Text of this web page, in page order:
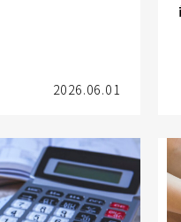
2026.06.01